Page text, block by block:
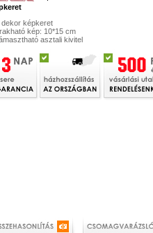
dekor képkeret
kép: 10*15 cm
asztali kivitel